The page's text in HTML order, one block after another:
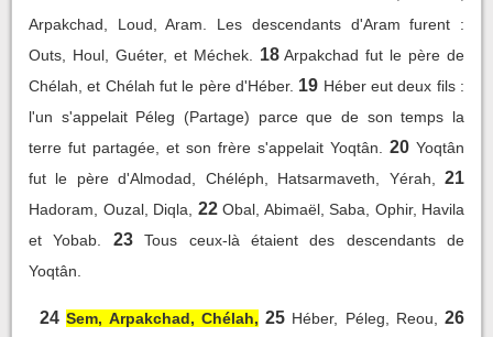
Arpakchad, Loud, Aram. Les descendants d'Aram furent :
Outs, Houl, Guéter, et Méchek.
18 Arpakchad fut le père de
Chélah, et Chélah fut le père d'Héber. 19 Héber eut deux fils :
l'un s'appelait Péleg (Partage) parce que de son temps la
terre fut partagée, et son frère s'appelait Yoqtân.
20 Yoqtân
fut le père d'Almodad, Chéléph, Hatsarmaveth, Yérah,
21
Hadoram, Ouzal, Diqla, 22 Obal, Abimaël, Saba, Ophir, Havila
et Yobab.
23
Tous ceux-là étaient des descendants de
Yoqtân.
24 Sem, Arpakchad, Chélah, 25 Héber, Péleg, Reou, 26